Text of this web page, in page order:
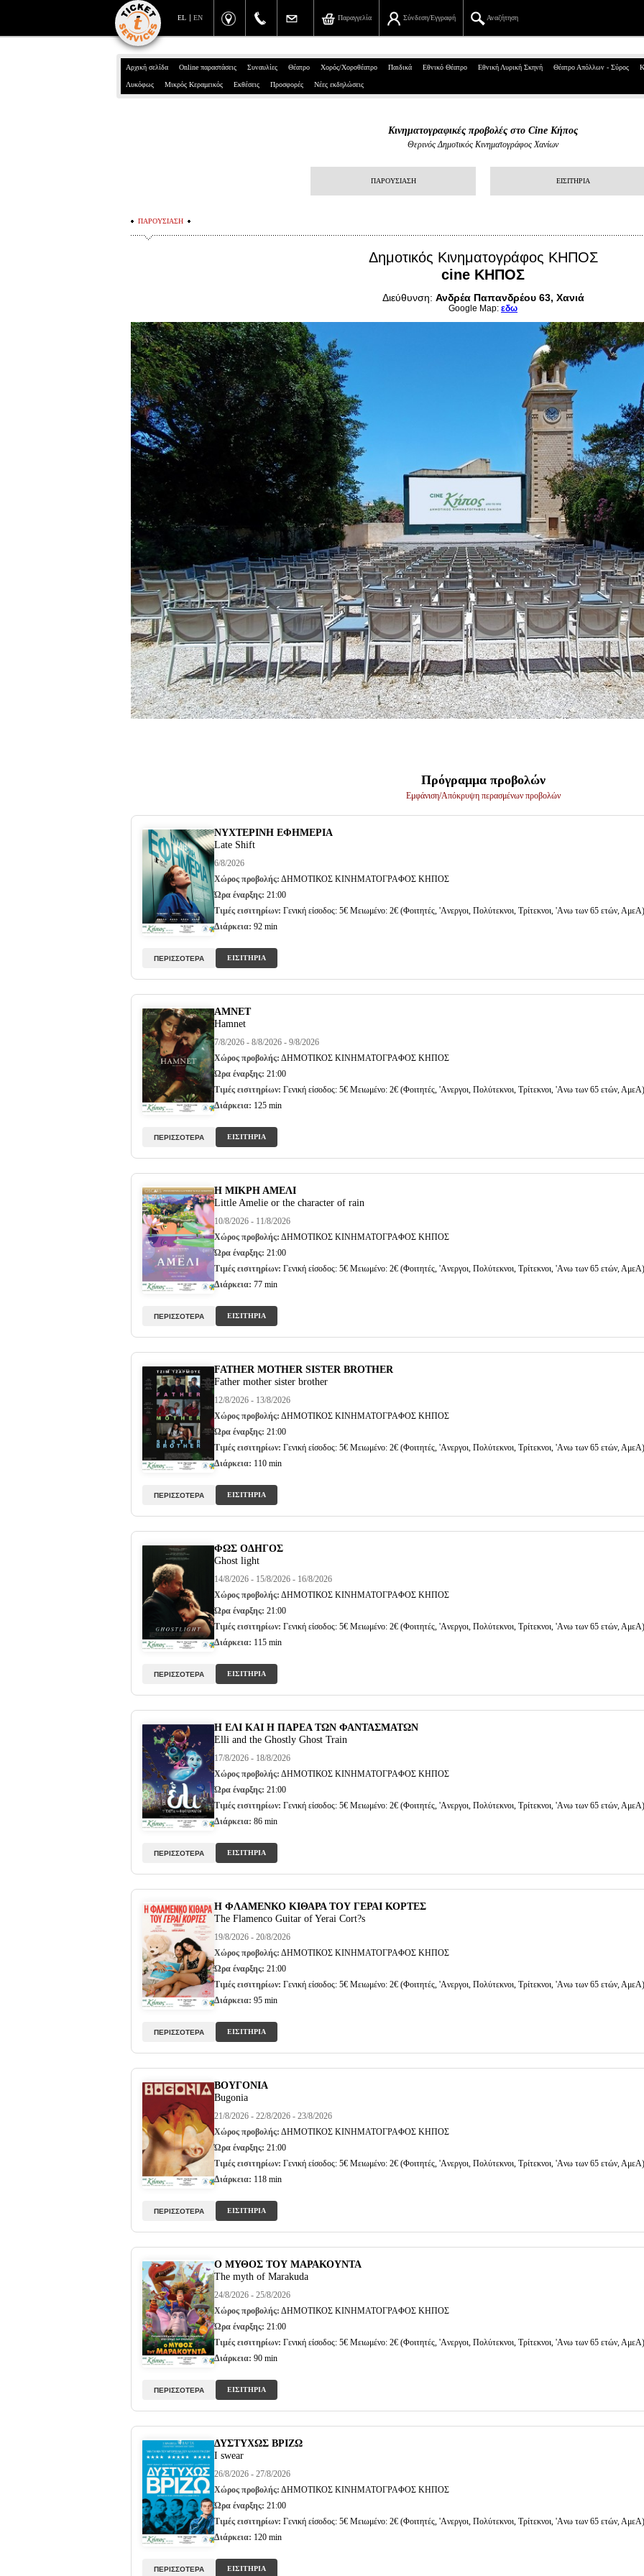
EN
EL Αναζήτηση
Σύνδεση/Εγγραφή
Παραγγελία
Πανεπιστημίου 39, Αθήνα
Αναζήτηση
Αναζήτηση παραγγελίας
Προσωπικά Δεδομένα
Πληροφορίες
Αρχική σελίδα Online παραστάσεις Συναυλίες Θέατρο Χορός/Χοροθέατρο Παιδικά Εθνικό Θέατρο Εθνική Λυρική Σκηνή Θέατρο Απόλλων - Σύρος
Λυκόφως Μικρός Κεραμεικός Εκθέσεις Προσφορές Νέες εκδηλώσεις
Κινηματογραφικές προβολές στο Cine Κήπος
Θερινός Δημοτικός Κινηματογράφος Χανίων
ΠΑΡΟΥΣΙΑΣΗ ΕΙΣΙΤΗΡΙΑ
ΠΑΡΟΥΣΙΑΣΗ
Δημοτικός Κινηματογράφος ΚΗΠΟΣ
cine ΚΗΠΟΣ
Διεύθυνση: Ανδρέα Παπανδρέου 63, Χανιά
Google Map: εδω
Πρόγραμμα προβολών
Εμφάνιση/Απόκρυψη περασμένων προβολών
ΝΥΧΤΕΡΙΝΗ ΕΦΗΜΕΡΙΑ
Late Shift
6/8/2026
Χώρος προβολής: ΔΗΜΟΤΙΚΟΣ ΚΙΝΗΜΑΤΟΓΡΑΦΟΣ ΚΗΠΟΣ
Ώρα έναρξης: 21:00
Τιμές εισιτηρίων: Γενική είσοδος: 5€ Μειωμένο: 2€ (Φοιτητές, 'Aνεργοι, Πολύτεκνοι, Τρίτεκνοι, 'Aνω των 65 ετών, ΑμεΑ)
Διάρκεια: 92 min
ΠΕΡΙΣΣΟΤΕΡΑ ΕΙΣΙΤΗΡΙΑ
ΑΜΝΕΤ
Hamnet
7/8/2026 - 8/8/2026 - 9/8/2026
Χώρος προβολής: ΔΗΜΟΤΙΚΟΣ ΚΙΝΗΜΑΤΟΓΡΑΦΟΣ ΚΗΠΟΣ
Ώρα έναρξης: 21:00
Τιμές εισιτηρίων: Γενική είσοδος: 5€ Μειωμένο: 2€ (Φοιτητές, 'Aνεργοι, Πολύτεκνοι, Τρίτεκνοι, 'Aνω των 65 ετών, ΑμεΑ)
Διάρκεια: 125 min
ΠΕΡΙΣΣΟΤΕΡΑ ΕΙΣΙΤΗΡΙΑ
Η ΜΙΚΡΗ ΑΜΕΛΙ
Little Amelie or the character of rain
10/8/2026 - 11/8/2026
Χώρος προβολής: ΔΗΜΟΤΙΚΟΣ ΚΙΝΗΜΑΤΟΓΡΑΦΟΣ ΚΗΠΟΣ
Ώρα έναρξης: 21:00
Τιμές εισιτηρίων: Γενική είσοδος: 5€ Μειωμένο: 2€ (Φοιτητές, 'Aνεργοι, Πολύτεκνοι, Τρίτεκνοι, 'Aνω των 65 ετών, ΑμεΑ)
Διάρκεια: 77 min
ΠΕΡΙΣΣΟΤΕΡΑ ΕΙΣΙΤΗΡΙΑ
FATHER MOTHER SISTER BROTHER
Father mother sister brother
12/8/2026 - 13/8/2026
Χώρος προβολής: ΔΗΜΟΤΙΚΟΣ ΚΙΝΗΜΑΤΟΓΡΑΦΟΣ ΚΗΠΟΣ
Ώρα έναρξης: 21:00
Τιμές εισιτηρίων: Γενική είσοδος: 5€ Μειωμένο: 2€ (Φοιτητές, 'Aνεργοι, Πολύτεκνοι, Τρίτεκνοι, 'Aνω των 65 ετών, ΑμεΑ)
Διάρκεια: 110 min
ΠΕΡΙΣΣΟΤΕΡΑ ΕΙΣΙΤΗΡΙΑ
ΦΩΣ ΟΔΗΓΟΣ
Ghost light
14/8/2026 - 15/8/2026 - 16/8/2026
Χώρος προβολής: ΔΗΜΟΤΙΚΟΣ ΚΙΝΗΜΑΤΟΓΡΑΦΟΣ ΚΗΠΟΣ
Ώρα έναρξης: 21:00
Τιμές εισιτηρίων: Γενική είσοδος: 5€ Μειωμένο: 2€ (Φοιτητές, 'Aνεργοι, Πολύτεκνοι, Τρίτεκνοι, 'Aνω των 65 ετών, ΑμεΑ)
Διάρκεια: 115 min
ΠΕΡΙΣΣΟΤΕΡΑ ΕΙΣΙΤΗΡΙΑ
Η ΕΛΙ ΚΑΙ Η ΠΑΡΕΑ ΤΩΝ ΦΑΝΤΑΣΜΑΤΩΝ
Elli and the Ghostly Ghost Train
17/8/2026 - 18/8/2026
Χώρος προβολής: ΔΗΜΟΤΙΚΟΣ ΚΙΝΗΜΑΤΟΓΡΑΦΟΣ ΚΗΠΟΣ
Ώρα έναρξης: 21:00
Τιμές εισιτηρίων: Γενική είσοδος: 5€ Μειωμένο: 2€ (Φοιτητές, 'Aνεργοι, Πολύτεκνοι, Τρίτεκνοι, 'Aνω των 65 ετών, ΑμεΑ)
Διάρκεια: 86 min
ΠΕΡΙΣΣΟΤΕΡΑ ΕΙΣΙΤΗΡΙΑ
Η ΦΛΑΜΕΝΚΟ ΚΙΘΑΡΑ ΤΟΥ ΓΕΡΑΙ ΚΟΡΤΕΣ
The Flamenco Guitar of Yerai Cort?s
19/8/2026 - 20/8/2026
Χώρος προβολής: ΔΗΜΟΤΙΚΟΣ ΚΙΝΗΜΑΤΟΓΡΑΦΟΣ ΚΗΠΟΣ
Ώρα έναρξης: 21:00
Τιμές εισιτηρίων: Γενική είσοδος: 5€ Μειωμένο: 2€ (Φοιτητές, 'Aνεργοι, Πολύτεκνοι, Τρίτεκνοι, 'Aνω των 65 ετών, ΑμεΑ)
Διάρκεια: 95 min
ΠΕΡΙΣΣΟΤΕΡΑ ΕΙΣΙΤΗΡΙΑ
ΒΟΥΓΟΝΙΑ
Bugonia
21/8/2026 - 22/8/2026 - 23/8/2026
Χώρος προβολής: ΔΗΜΟΤΙΚΟΣ ΚΙΝΗΜΑΤΟΓΡΑΦΟΣ ΚΗΠΟΣ
Ώρα έναρξης: 21:00
Τιμές εισιτηρίων: Γενική είσοδος: 5€ Μειωμένο: 2€ (Φοιτητές, 'Aνεργοι, Πολύτεκνοι, Τρίτεκνοι, 'Aνω των 65 ετών, ΑμεΑ)
Διάρκεια: 118 min
ΠΕΡΙΣΣΟΤΕΡΑ ΕΙΣΙΤΗΡΙΑ
O ΜΥΘΟΣ ΤΟΥ ΜΑΡΑΚΟΥΝΤΑ
The myth of Marakuda
24/8/2026 - 25/8/2026
Χώρος προβολής: ΔΗΜΟΤΙΚΟΣ ΚΙΝΗΜΑΤΟΓΡΑΦΟΣ ΚΗΠΟΣ
Ώρα έναρξης: 21:00
Τιμές εισιτηρίων: Γενική είσοδος: 5€ Μειωμένο: 2€ (Φοιτητές, 'Aνεργοι, Πολύτεκνοι, Τρίτεκνοι, 'Aνω των 65 ετών, ΑμεΑ)
Διάρκεια: 90 min
ΠΕΡΙΣΣΟΤΕΡΑ ΕΙΣΙΤΗΡΙΑ
ΔΥΣΤΥΧΩΣ ΒΡΙΖΩ
I swear
26/8/2026 - 27/8/2026
Χώρος προβολής: ΔΗΜΟΤΙΚΟΣ ΚΙΝΗΜΑΤΟΓΡΑΦΟΣ ΚΗΠΟΣ
Ώρα έναρξης: 21:00
Τιμές εισιτηρίων: Γενική είσοδος: 5€ Μειωμένο: 2€ (Φοιτητές, 'Aνεργοι, Πολύτεκνοι, Τρίτεκνοι, 'Aνω των 65 ετών, ΑμεΑ)
Διάρκεια: 120 min
ΠΕΡΙΣΣΟΤΕΡΑ ΕΙΣΙΤΗΡΙΑ